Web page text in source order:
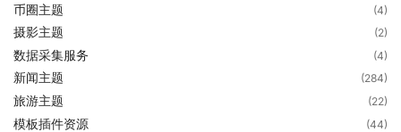
币圈主题 (4)
摄影主题 (2)
数据采集服务 (4)
新闻主题 (284)
旅游主题 (22)
模板插件资源 (44)